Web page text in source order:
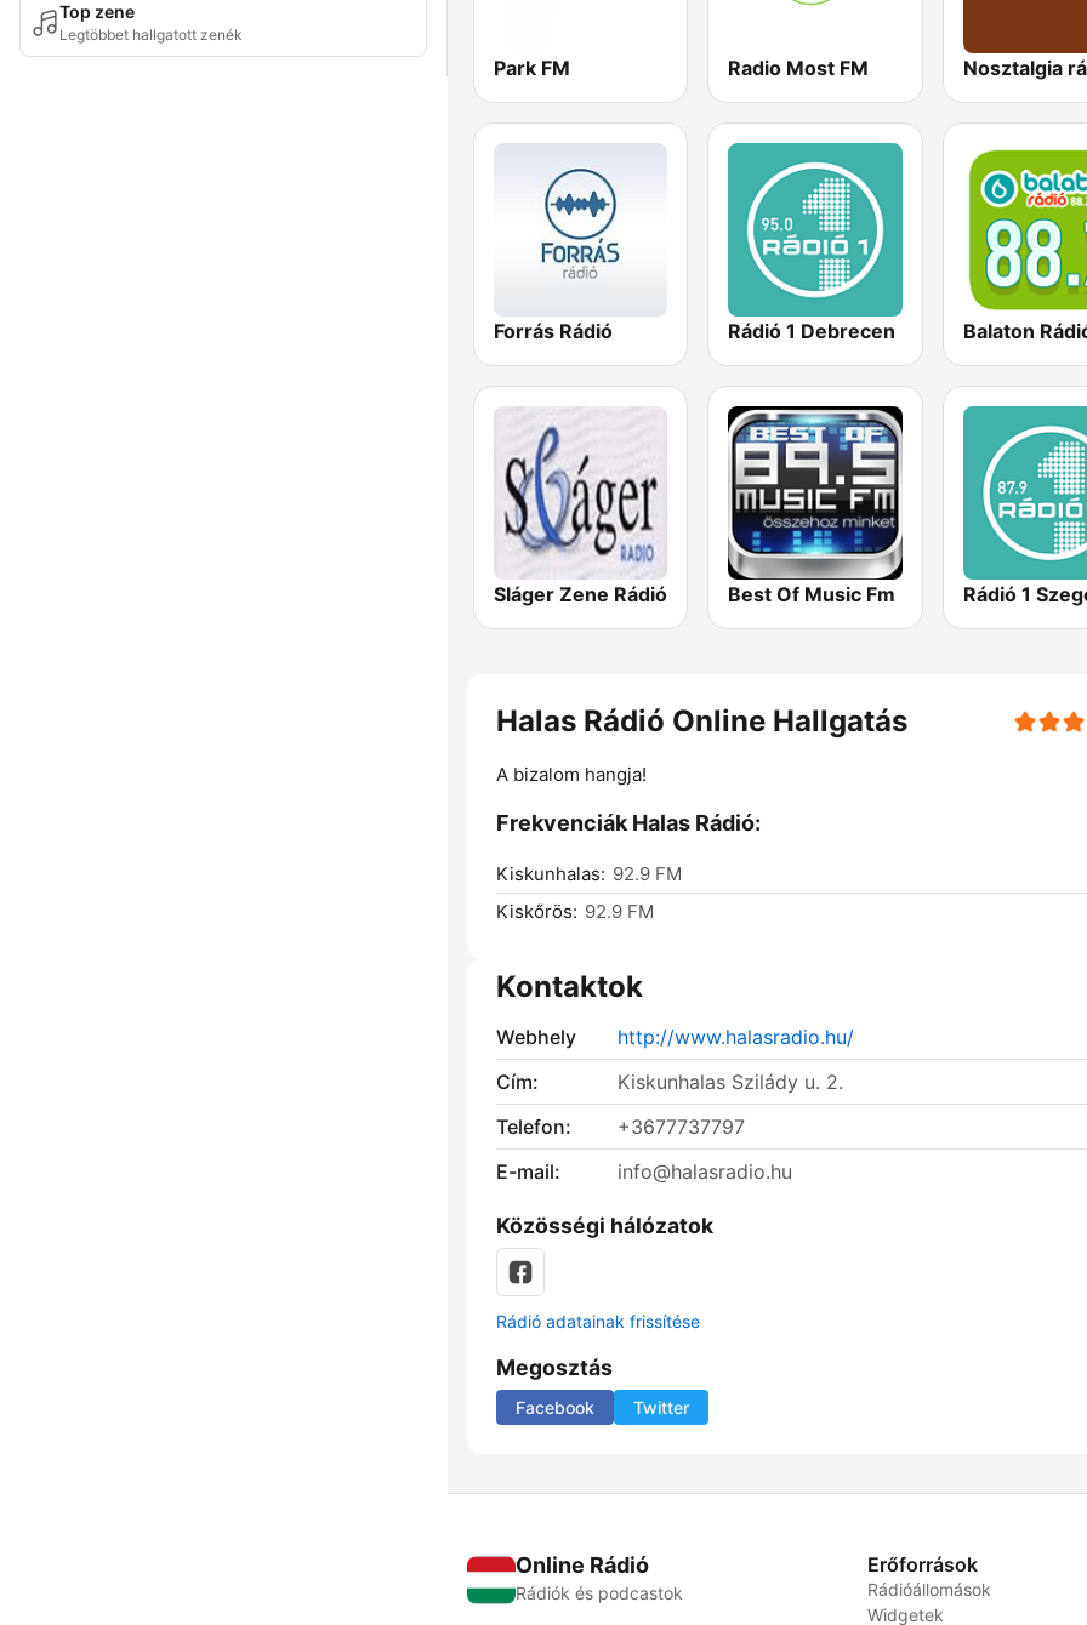
Top zene
Legtöbbet hallgatott zenék
Park FM Radio Most FM Nosztalgia
Forrás Rádió Rádió 1 Debrecen Balaton
Sláger Zene Rádió Best Of Music Fm Rádió 1
Halas Rádió Online Hallgatás
A bizalom hangja!
Frekvenciák Halas Rádió:
Kiskunhalas: 92.9 FM
Kiskőrös: 92.9 FM
Kontaktok
Webhely
http://www.halasradio.hu/
Cím:
Kiskunhalas Szilády u. 2.
Telefon:
+3677737797
E-mail:
info@halasradio.hu
Közösségi hálózatok
Rádió adatainak frissítése
Megosztás
Facebook Twitter
Online Rádió
Rádiók és podcastok
Erőforrások
Rádióállomások
Widgetek